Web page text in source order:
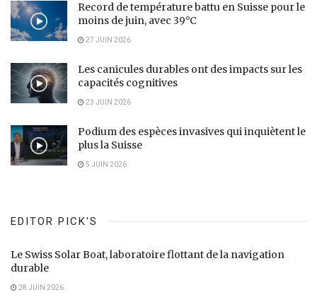
Record de température battu en Suisse pour le
moins de juin, avec 39°C
27 JUIN 2026
Les canicules durables ont des impacts sur les
capacités cognitives
23 JUIN 2026
Podium des espèces invasives qui inquiètent le
plus la Suisse
5 JUIN 2026
EDITOR PICK'S
Le Swiss Solar Boat, laboratoire flottant de la navigation
durable
28 JUIN 2026